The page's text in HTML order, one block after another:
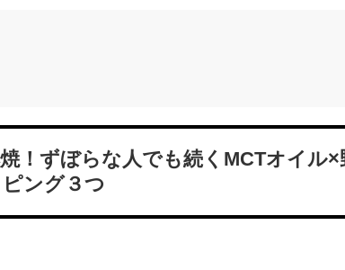
！ずぼらな人でも続くMCTオイル×
ング３つ